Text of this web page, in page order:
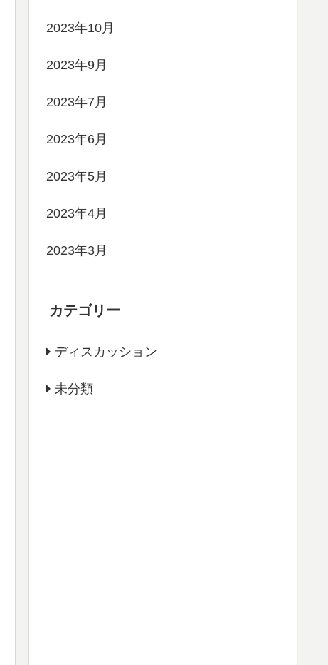
2023年10月
2023年9月
2023年7月
2023年6月
2023年5月
2023年4月
2023年3月
カテゴリー
ディスカッション
未分類